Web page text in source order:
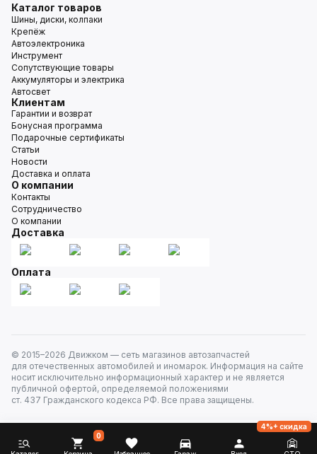
Каталог товаров
Шины, диски, колпаки
Крепёж
Автоэлектроника
Инструмент
Сопутствующие товары
Аккумуляторы и электрика
Автосвет
Клиентам
Гарантии и возврат
Бонусная программа
Подарочные сертификаты
Статьи
Новости
Доставка и оплата
О компании
Контакты
Сотрудничество
О компании
Доставка
Оплата
© 2015–2026 Движком — сеть магазинов автозапчастей
для отечественных автомобилей и иномарок. Информация на сайте
носит исключительно информационный характер и не является
публичной офертой, определяемой положениями
ст. 437 Гражданского кодекса РФ. Все права защищены.
0
4%+ скидка